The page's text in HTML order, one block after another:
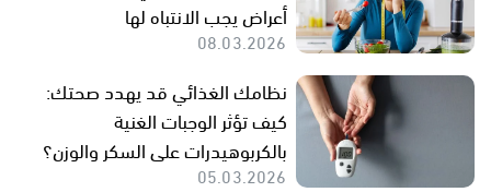
أعراض يجب الانتباه لها
08.03.2026
نظامك الغذائي قد يهدد صحتك:
كيف تؤثر الوجبات الغنية
بالكربوهيدرات على السكر والوزن؟
05.03.2026